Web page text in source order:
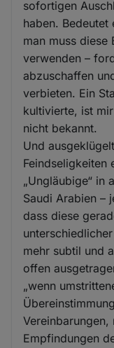
sofortigen
haben.
man muss diese
verwenden –
abzuschaffen
verbieten. Ein
kultivierte, ist
nicht bekannt.
Und
Feindseligkeiten
„Ungläubige“ in
Saudi Arabien –
dass diese
mehr subtil und
offen
„wenn
Empfindungen